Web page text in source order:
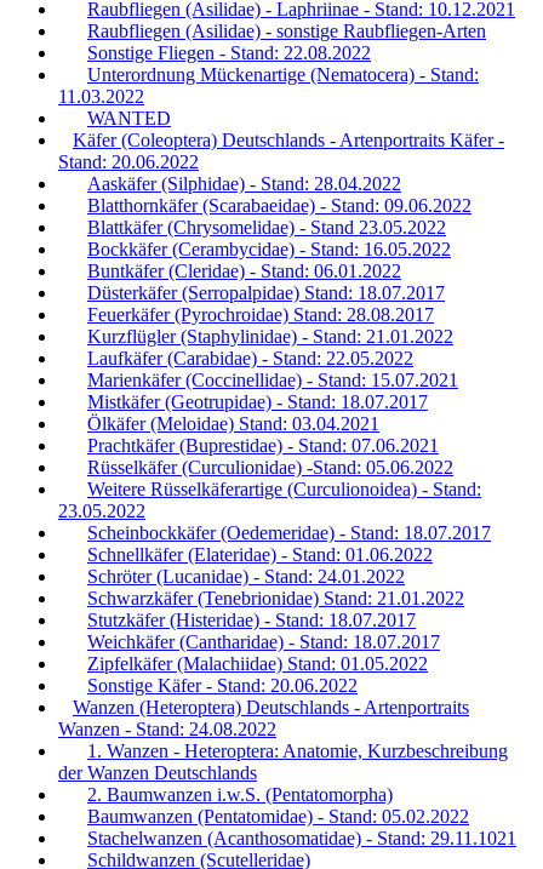
Raubfliegen (Asilidae) - Laphriinae - Stand: 10.12.2021
Raubfliegen (Asilidae) - sonstige Raubfliegen-Arten
Sonstige Fliegen - Stand: 22.08.2022
Unterordnung Mückenartige (Nematocera) - Stand:
11.03.2022
WANTED
Käfer (Coleoptera) Deutschlands - Artenportraits Käfer -
Stand: 20.06.2022
Aaskäfer (Silphidae) - Stand: 28.04.2022
Blatthornkäfer (Scarabaeidae) - Stand: 09.06.2022
Blattkäfer (Chrysomelidae) - Stand 23.05.2022
Bockkäfer (Cerambycidae) - Stand: 16.05.2022
Buntkäfer (Cleridae) - Stand: 06.01.2022
Düsterkäfer (Serropalpidae) Stand: 18.07.2017
Feuerkäfer (Pyrochroidae) Stand: 28.08.2017
Kurzflügler (Staphylinidae) - Stand: 21.01.2022
Laufkäfer (Carabidae) - Stand: 22.05.2022
Marienkäfer (Coccinellidae) - Stand: 15.07.2021
Mistkäfer (Geotrupidae) - Stand: 18.07.2017
Ölkäfer (Meloidae) Stand: 03.04.2021
Prachtkäfer (Buprestidae) - Stand: 07.06.2021
Rüsselkäfer (Curculionidae) -Stand: 05.06.2022
Weitere Rüsselkäferartige (Curculionoidea) - Stand:
23.05.2022
Scheinbockkäfer (Oedemeridae) - Stand: 18.07.2017
Schnellkäfer (Elateridae) - Stand: 01.06.2022
Schröter (Lucanidae) - Stand: 24.01.2022
Schwarzkäfer (Tenebrionidae) Stand: 21.01.2022
Stutzkäfer (Histeridae) - Stand: 18.07.2017
Weichkäfer (Cantharidae) - Stand: 18.07.2017
Zipfelkäfer (Malachiidae) Stand: 01.05.2022
Sonstige Käfer - Stand: 20.06.2022
Wanzen (Heteroptera) Deutschlands - Artenportraits
Wanzen - Stand: 24.08.2022
1. Wanzen - Heteroptera: Anatomie, Kurzbeschreibung
der Wanzen Deutschlands
2. Baumwanzen i.w.S. (Pentatomorpha)
Baumwanzen (Pentatomidae) - Stand: 05.02.2022
Stachelwanzen (Acanthosomatidae) - Stand: 29.11.1021
Schildwanzen (Scutelleridae)